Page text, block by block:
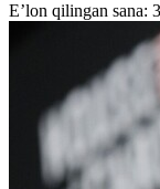
E’lon qilingan sana: